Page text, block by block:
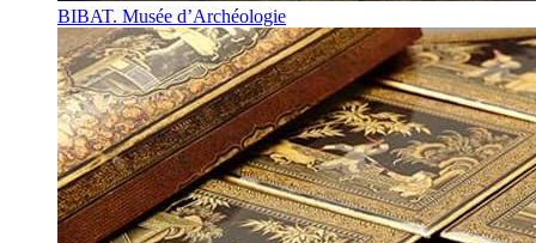
BIBAT. Musée d’Archéologie